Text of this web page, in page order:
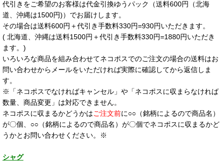
代引きをご希望のお客様は代金引換ゆうパック（送料600円（北海
道、沖縄は1500円)）でお届けします。
その場合は送料600円＋代引き手数料330円=930円いただきます。
( 北海道、沖縄は送料1500円＋代引き手数料330円=1880円いただき
ます。)
いろいろな商品を組み合わせてネコポスでのご注文の場合の送料はお
問い合わせからメールをいただければ実際に確認してから返信しま
す。
※「ネコポスでなければキャンセル」や「ネコポスに収まらなければ
数量、商品変更」は対応できません。
ネコポスに収まるかどうかはご注文前に○○（銘柄によるので商品名）
が〇個、○○（銘柄によるので商品名）が〇個でネコポスに収まるかど
うかとお問い合わせください。※
シャグ